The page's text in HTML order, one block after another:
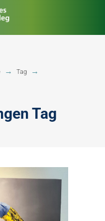
Tag
Tag